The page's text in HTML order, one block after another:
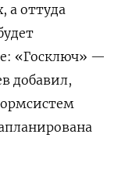
а оттуда
«Госключ» —
добавил,